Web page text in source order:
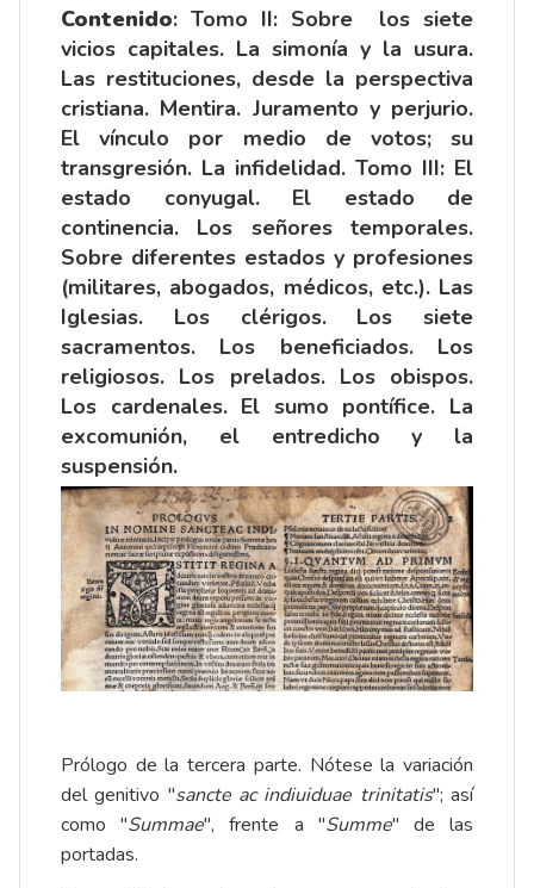
Contenido: Tomo II: Sobre los siete
vicios capitales. La simonía y la usura.
Las restituciones, desde la perspectiva
cristiana. Mentira. Juramento y perjurio.
El vínculo por medio de votos; su
transgresión. La infidelidad. Tomo III: El
estado conyugal. El estado de
continencia. Los señores temporales.
Sobre diferentes estados y profesiones
(militares, abogados, médicos, etc.). Las
Iglesias. Los clérigos. Los siete
sacramentos. Los beneficiados. Los
religiosos. Los prelados. Los obispos.
Los cardenales. El sumo pontífice. La
excomunión, el entredicho y la
suspensión.
Prólogo de la tercera parte. Nótese la variación
del genitivo "sancte ac indiuiduae trinitatis"; así
como "Summae", frente a "Summe" de las
portadas.